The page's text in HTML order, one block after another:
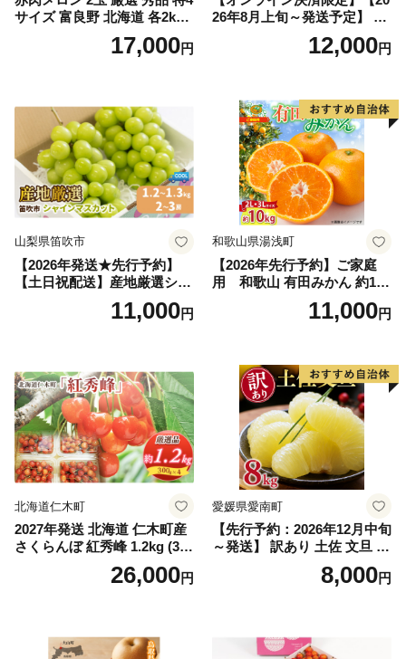
サイズ 富良野 北海道 各2kg
～2.6kg 2玉 セット ファーム
富良野 メロン めろん 果物 く
17,000円
26年8月上旬～発送予定】 先
行予約 「浅間水蜜桃プレミ
アム」 もも あかつき 秀品 約
果肉 長野県産 小諸市
12,000円
山梨県笛吹市
【2026年発送★先行予約】
【土日祝配送】産地厳選シャ
インマスカット1.2kg～1.3kg
（2房～3房）※沖縄・離島配
笛吹市 山梨県 フルーツ 果物
ぶどう 葡萄 大粒 シャインマ
スカット おすすめ シャイン
マスカット 贈答 ギフト 産地
笛吹市 シャインマスカット
笛吹 葡萄 国産 ぶどう 人気
国産 1.2kg 先行｜
11,000円
和歌山県湯浅町
【2026年先行予約】ご家庭
用 和歌山 有田みかん 約10k
g (2L、3Lサイズ)【湯浅町】
11,000円
北海道仁木町
2027年発送 北海道 仁木町産
さくらんぼ 紅秀峰 1.2kg (300
g×4パック) Lサイズ以上 旬
桜桃 産地直送 サクランボ チ
26,000円
愛媛県愛南町
【先行予約：2026年12月中旬
～発送】 訳あり 土佐 文旦 8k
g (Mサイズ以上サイズミック
ス) 8000円 わけあり ぶんた
産 農家直送 期間限定 特産品
サイズミックス くらもとフ
8,000円